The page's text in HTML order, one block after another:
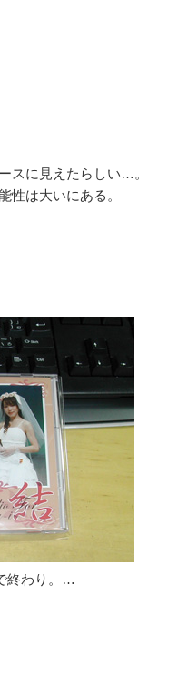
スに見えたらしい…。
性は大いにある。
終わり。…